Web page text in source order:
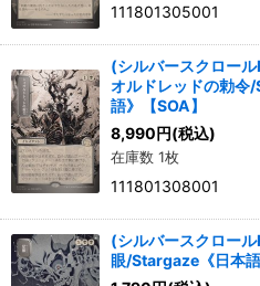
111801305001
(シルバースクロー
オルドレッドの勅
語》【SOA】
8,990円(税込)
在庫数 1枚
111801308001
(シルバースクロー
眼/Stargaze《日本語